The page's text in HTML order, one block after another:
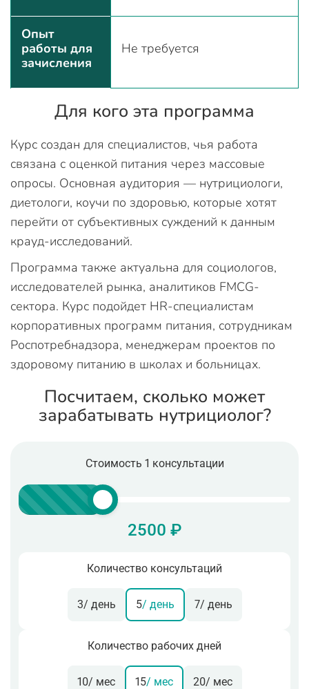
Опыт
работы для
зачисления
Не требуется
Для кого эта программа
Курс создан для специалистов, чья работа
связана с оценкой питания через массовые
опросы. Основная аудитория — нутрициологи,
диетологи, коучи по здоровью, которые хотят
перейти от субъективных суждений к данным
крауд-исследований.
Программа также актуальна для социологов,
исследователей рынка, аналитиков FMCG-
сектора. Курс подойдет HR-специалистам
корпоративных программ питания, сотрудникам
Роспотребнадзора, менеджерам проектов по
здоровому питанию в школах и больницах.
Посчитаем, сколько может
зарабатывать нутрициолог?
Стоимость 1 консультации
2500 ₽
Количество консультаций
3/ день 5/ день 7/ день
Количество рабочих дней
10/ мес 15/ мес 20/ мес